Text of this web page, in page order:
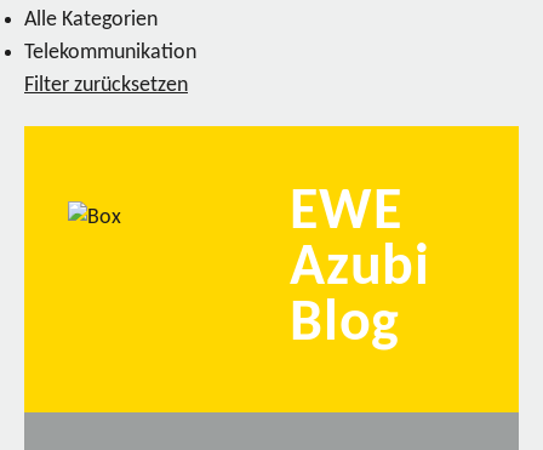
Alle Kategorien
Telekommunikation
Filter zurücksetzen
EWE
Azubi
Blog